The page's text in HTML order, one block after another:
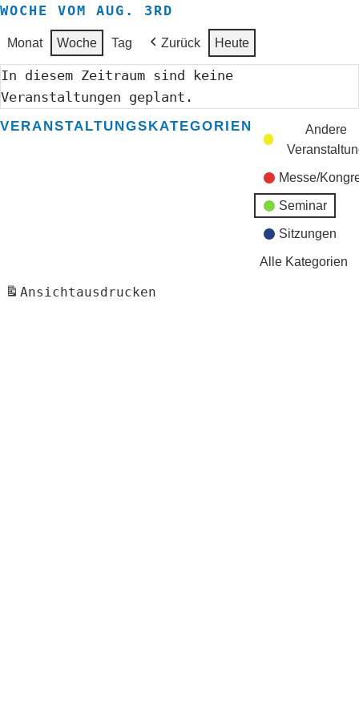
WOCHE VOM AUG. 3RD
Monat Woche Tag Zurück Heute
In diesem Zeitraum sind keine
Veranstaltungen geplant.
VERANSTALTUNGSKATEGORIEN
Andere
Messe/
Seminar
Sitzungen
Alle Kategorien
Ansichtausdrucken